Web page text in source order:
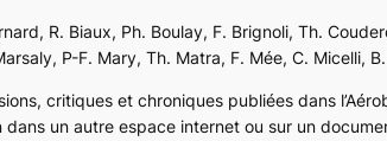
R. Biaux, Ph. Boulay, F. Brignoli, Th.
P-F. Mary, Th. Matra, F. Mée, C. Micelli,
critiques et chroniques publiées dans
un autre espace internet ou sur un